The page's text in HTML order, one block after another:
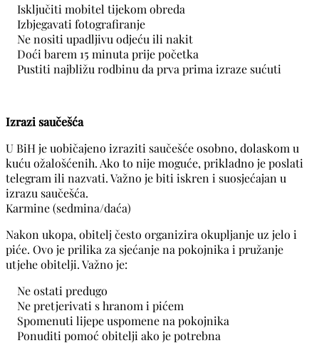
Isključiti mobitel tijekom obreda
Izbjegavati fotografiranje
Ne nositi upadljivu odjeću ili nakit
Doći barem 15 minuta prije početka
Pustiti najbližu rodbinu da prva prima izraze sućuti
Izrazi saučešća
U BiH je uobičajeno izraziti saučešće osobno, dolaskom u
kuću ožalošćenih. Ako to nije moguće, prikladno je poslati
telegram ili nazvati. Važno je biti iskren i suosjećajan u
izrazu saučešća.
Karmine (sedmina/daća)
Nakon ukopa, obitelj često organizira okupljanje uz jelo i
piće. Ovo je prilika za sjećanje na pokojnika i pružanje
utjehe obitelji. Važno je:
Ne ostati predugo
Ne pretjerivati s hranom i pićem
Spomenuti lijepe uspomene na pokojnika
Ponuditi pomoć obitelji ako je potrebna